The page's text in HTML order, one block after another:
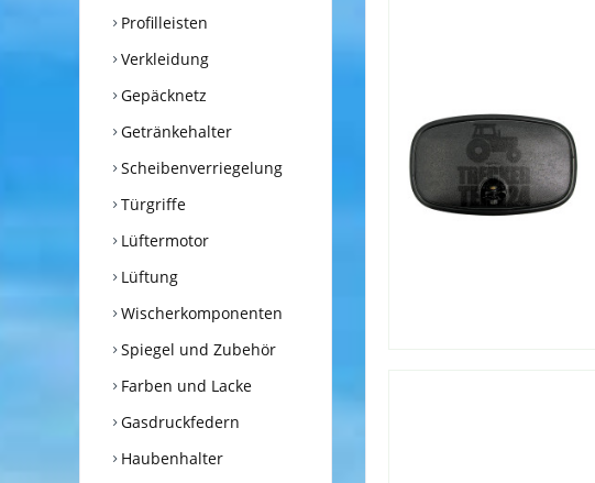
Profilleisten
Verkleidung
Gepäcknetz
Getränkehalter
Scheibenverriegelung
Türgriffe
Lüftermotor
Lüftung
Wischerkomponenten
Spiegel und Zubehör
Farben und Lacke
Gasdruckfedern
Haubenhalter